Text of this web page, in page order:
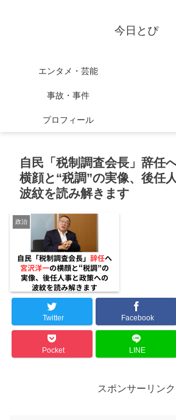
今日とぴ
エンタメ・芸能
事故・事件
プロフィール
自民「税制調査会長」辞任
横顔と“税調”の実像、後任
波紋を読み解きます
政治
Twitter Facebook
Pocket LINE
スポンサーリンク